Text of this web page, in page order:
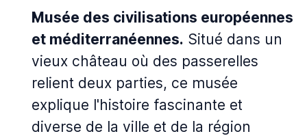
Musée des civilisations européennes
et méditerranéennes. Situé dans un
vieux château où des passerelles
relient deux parties, ce musée
explique l'histoire fascinante et
diverse de la ville et de la région